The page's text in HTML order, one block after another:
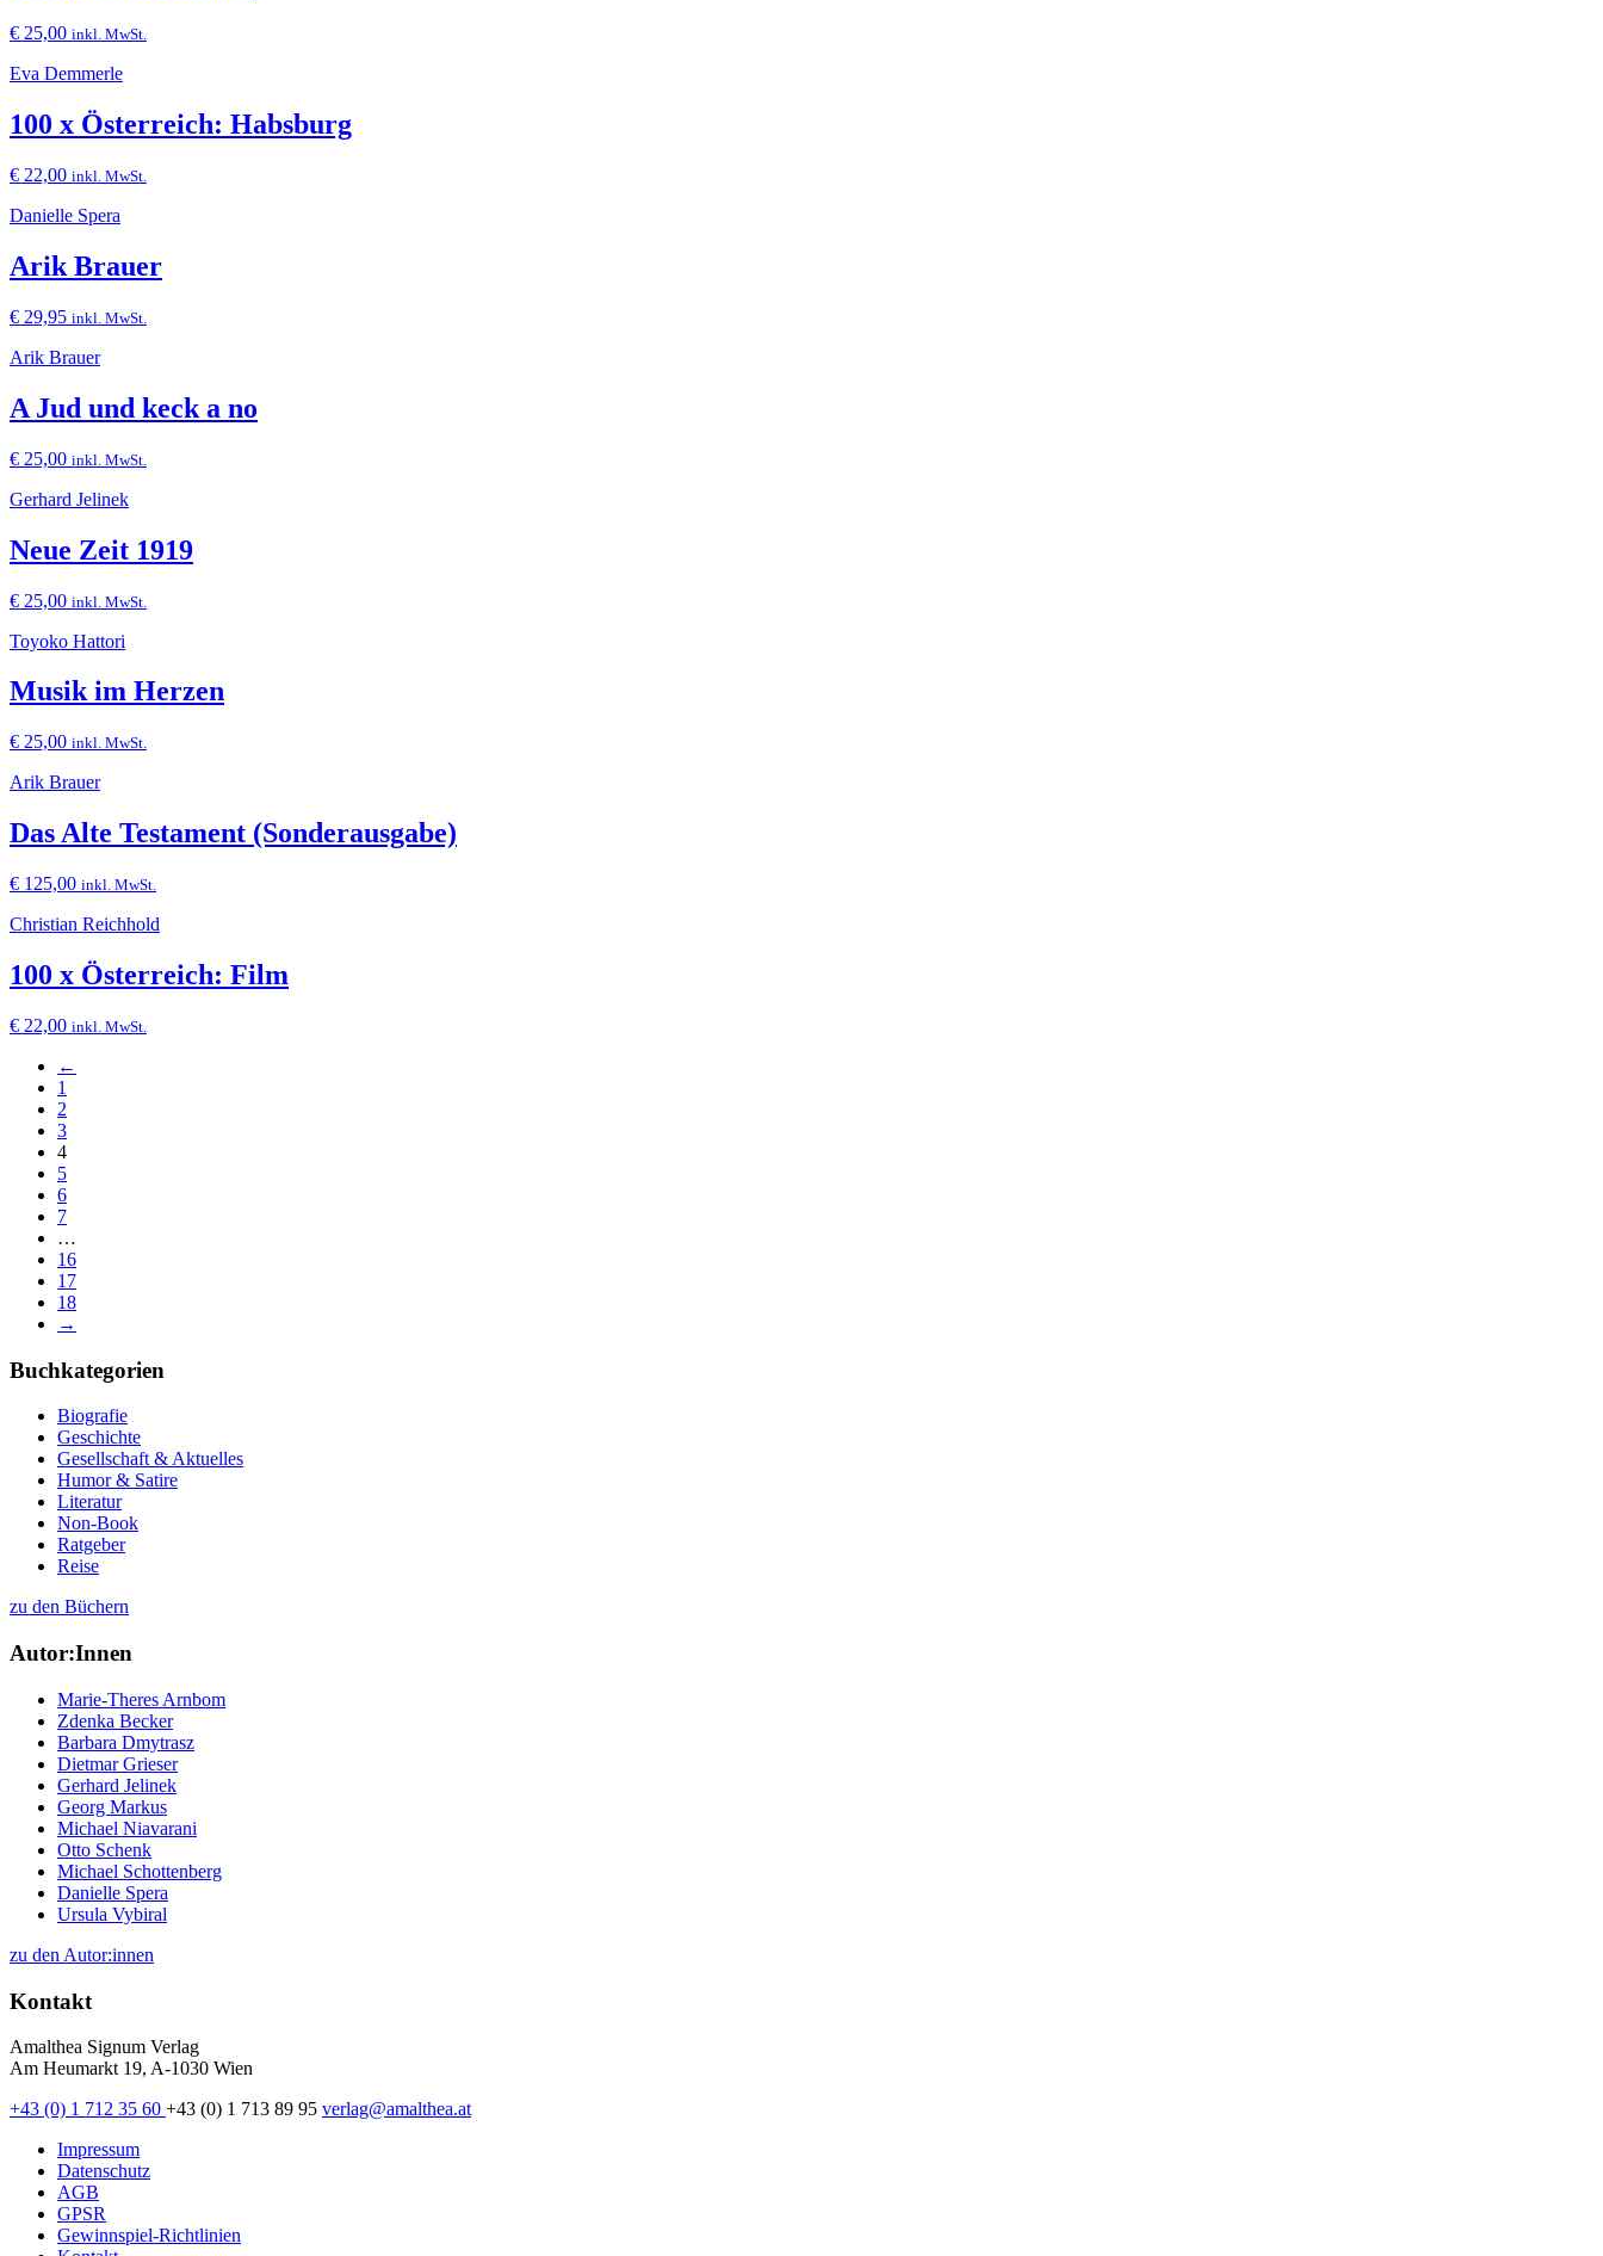
€ 25,00 inkl. MwSt.
Eva Demmerle
100 x Österreich: Habsburg
€ 22,00 inkl. MwSt.
Danielle Spera
Arik Brauer
€ 29,95 inkl. MwSt.
Arik Brauer
A Jud und keck a no
€ 25,00 inkl. MwSt.
Gerhard Jelinek
Neue Zeit 1919
€ 25,00 inkl. MwSt.
Toyoko Hattori
Musik im Herzen
€ 25,00 inkl. MwSt.
Arik Brauer
Das Alte Testament (Sonderausgabe)
€ 125,00 inkl. MwSt.
Christian Reichhold
100 x Österreich: Film
€ 22,00 inkl. MwSt.
←
1
2
3
4
5
6
7
…
16
17
18
→
Buchkategorien
Biografie
Geschichte
Gesellschaft & Aktuelles
Humor & Satire
Literatur
Non-Book
Ratgeber
Reise
zu den Büchern
Autor:Innen
Marie-Theres Arnbom
Zdenka Becker
Barbara Dmytrasz
Dietmar Grieser
Gerhard Jelinek
Georg Markus
Michael Niavarani
Otto Schenk
Michael Schottenberg
Danielle Spera
Ursula Vybiral
zu den Autor:innen
Kontakt
Amalthea Signum Verlag
Am Heumarkt 19, A-1030 Wien
+43 (0) 1 712 35 60 +43 (0) 1 713 89 95 verlag@amalthea.at
Impressum
Datenschutz
AGB
GPSR
Gewinnspiel-Richtlinien